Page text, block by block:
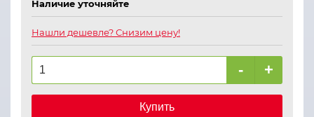
Наличие уточняйте
Нашли дешевле? Снизим цену!
- +
Купить